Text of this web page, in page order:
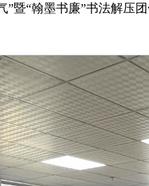
”暨“翰墨书廉”书法解压